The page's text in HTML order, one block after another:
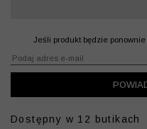
Jeśli produkt będzie
Dostępny w 12 butikach